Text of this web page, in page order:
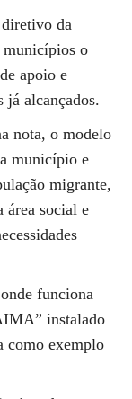
diretivo da
municípios o
apoio e
já alcançados.
nota, o modelo
município e
migrante,
área social e
funciona
instalado
como exemplo